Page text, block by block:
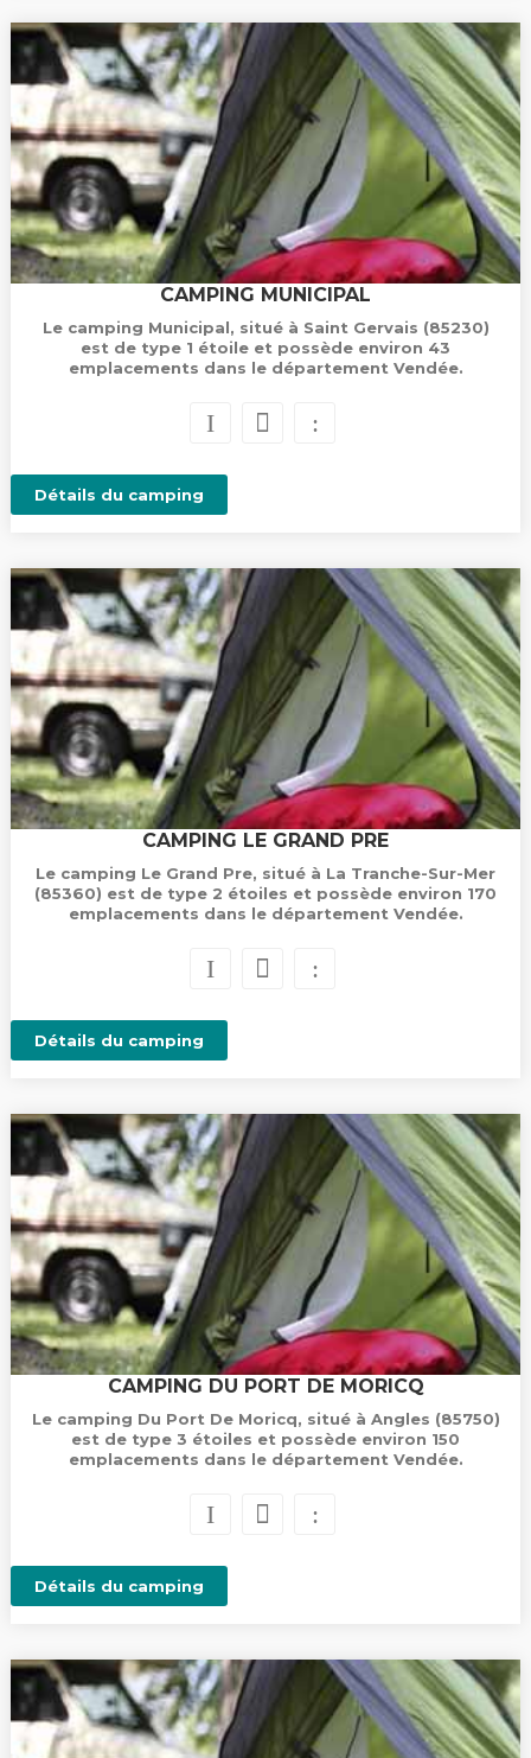
CAMPING MUNICIPAL
Le camping Municipal, situé à Saint Gervais (85230)
est de type 1 étoile et possède environ 43
emplacements dans le département Vendée.
Détails du camping
CAMPING LE GRAND PRE
Le camping Le Grand Pre, situé à La Tranche-Sur-Mer
(85360) est de type 2 étoiles et possède environ 170
emplacements dans le département Vendée.
Détails du camping
CAMPING DU PORT DE MORICQ
Le camping Du Port De Moricq, situé à Angles (85750)
est de type 3 étoiles et possède environ 150
emplacements dans le département Vendée.
Détails du camping